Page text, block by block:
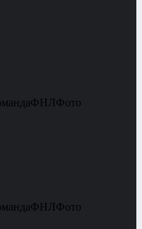
ФНЛФото
ФНЛФото